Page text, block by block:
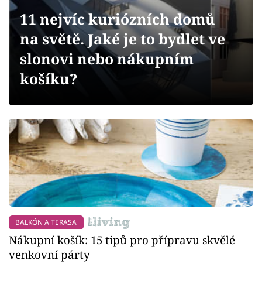
Přihlášení
Sledujte nás
11 nejvíc kuriózních domů
na světě. Jaké je to bydlet ve
slonovi nebo nákupním
košíku?
BALKÓN A TERASA
Nákupní košík: 15 tipů pro přípravu skvělé
venkovní párty